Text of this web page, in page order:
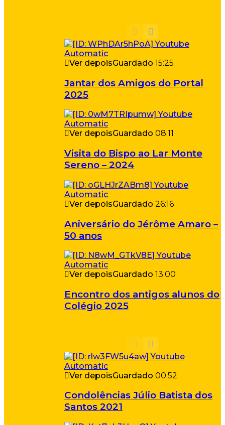
Ver depoisGuardado 15:25
Jantar dos Amigos do Portal
2025
Ver depoisGuardado 08:11
Visita do Bispo ao Lar Monte
Sereno – 2024
Ver depoisGuardado 26:16
Aniversário do Jérôme Amaro –
50 anos
Ver depoisGuardado 13:00
Encontro dos antigos alunos do
Colégio 2025
Ver depoisGuardado 00:52
Condolências Júlio Batista dos
Santos 2021